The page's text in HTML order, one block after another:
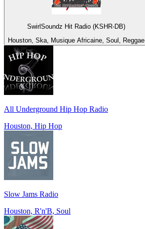
SwirlSoundz Hit Radio (KSHR-DB)
Houston, Ska, Musique Africaine, Soul, Reggae
All Underground Hip Hop Radio
Houston, Hip Hop
Slow Jams Radio
Houston, R'n'B, Soul